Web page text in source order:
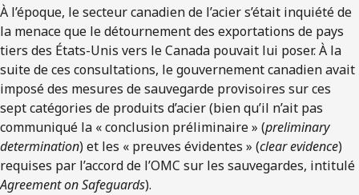
À l’époque, le secteur canadien de l’acier s’était inquiété de
la menace que le détournement des exportations de pays
tiers des États-Unis vers le Canada pouvait lui poser. À la
suite de ces consultations, le gouvernement canadien avait
imposé des mesures de sauvegarde provisoires sur ces
sept catégories de produits d’acier (bien qu’il n’ait pas
communiqué la « conclusion préliminaire » (preliminary
determination) et les « preuves évidentes » (clear evidence)
requises par l’accord de l’OMC sur les sauvegardes, intitulé
Agreement on Safeguards).